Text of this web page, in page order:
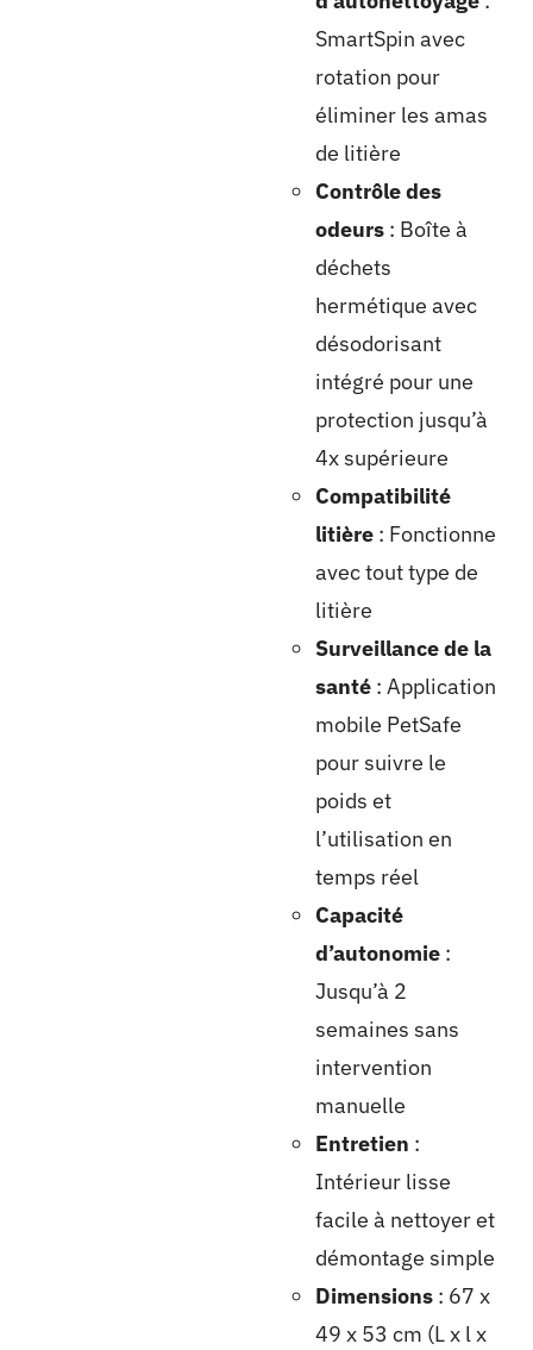
SmartSpin avec
rotation pour
éliminer les amas
de litière
Contrôle des
odeurs : Boîte à
déchets
hermétique avec
désodorisant
intégré pour une
protection jusqu’à
4x supérieure
Compatibilité
litière : Fonctionne
avec tout type de
litière
Surveillance de la
santé : Application
mobile PetSafe
pour suivre le
poids et
l’utilisation en
temps réel
Capacité
d’autonomie :
Jusqu’à 2
semaines sans
intervention
manuelle
Entretien :
Intérieur lisse
facile à nettoyer et
démontage simple
Dimensions : 67 x
49 x 53 cm (L x l x